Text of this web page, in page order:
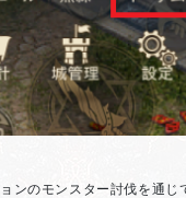
ンのモンスター討伐を通じ